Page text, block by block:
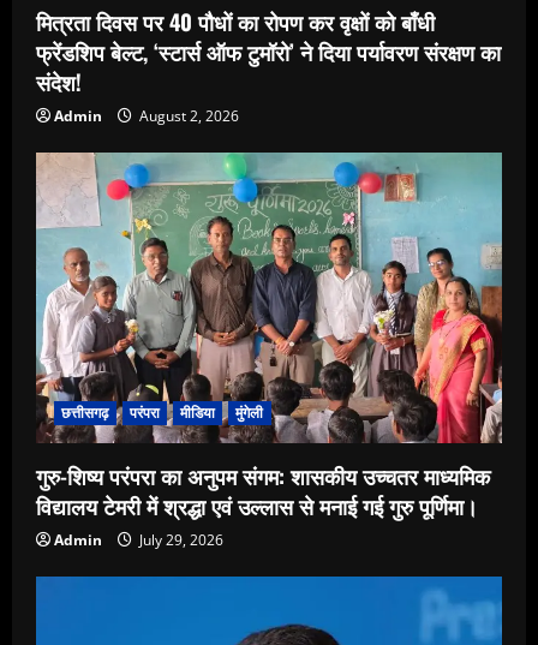
मित्रता दिवस पर 40 पौधों का रोपण कर वृक्षों को बाँधी
फ्रेंडशिप बेल्ट, ‘स्टार्स ऑफ टुमॉरो’ ने दिया पर्यावरण संरक्षण का
संदेश!
Admin August 2, 2026
छत्तीसगढ़ परंपरा मीडिया मुंगेली
गुरु-शिष्य परंपरा का अनुपम संगम: शासकीय उच्चतर माध्यमिक
विद्यालय टेमरी में श्रद्धा एवं उल्लास से मनाई गई गुरु पूर्णिमा।
Admin July 29, 2026